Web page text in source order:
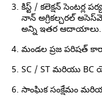
కిస్ట్ / కలెక్షన్ సెంటర్ల
నాన్ అగ్రికల్చరల్
అన్ని ఇతర ఆదాయాలు.
మండల ప్రజ పరిషత్
SC / ST మరియు
సాంఘిక సంక్షేమం